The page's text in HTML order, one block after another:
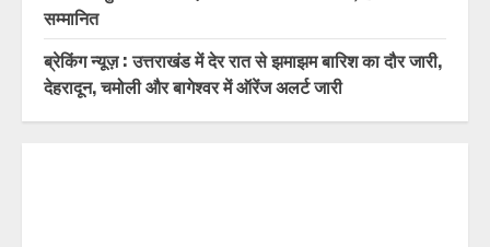
सम्मानित
ब्रेकिंग न्यूज़ : उत्तराखंड में देर रात से झमाझम बारिश का दौर जारी,
देहरादून, चमोली और बागेश्वर में ऑरेंज अलर्ट जारी